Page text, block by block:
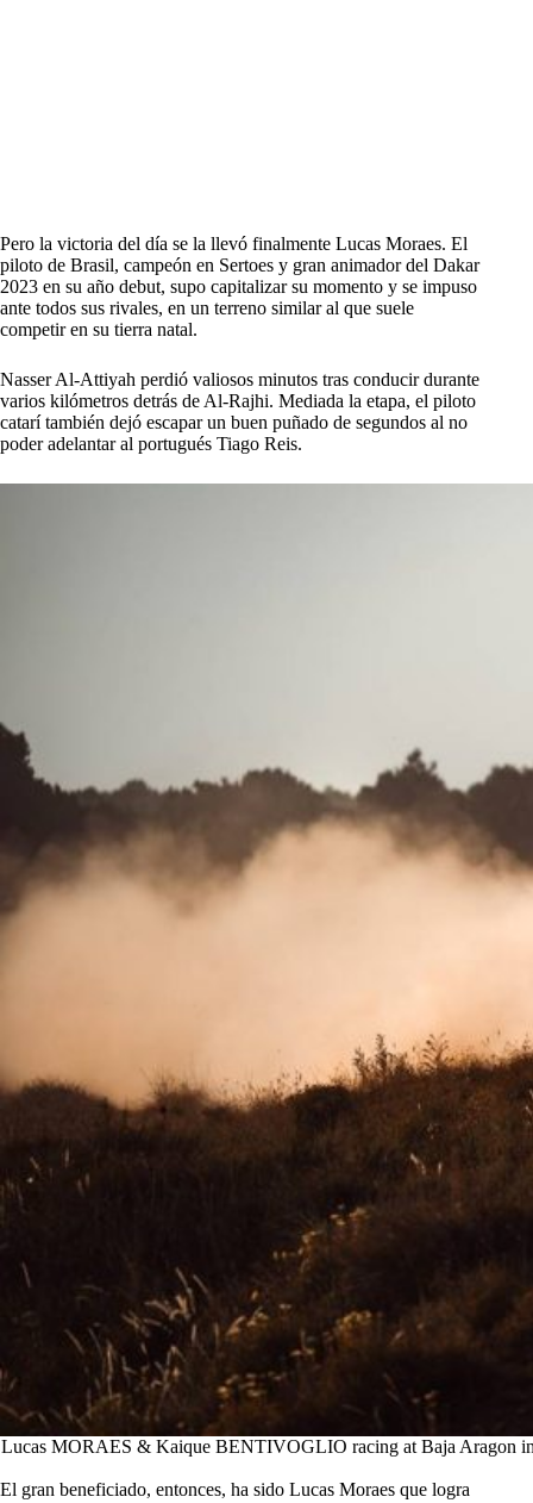
Pero la victoria del día se la llevó finalmente Lucas Moraes. El
piloto de Brasil, campeón en Sertoes y gran animador del Dakar
2023 en su año debut, supo capitalizar su momento y se impuso
ante todos sus rivales, en un terreno similar al que suele
competir en su tierra natal.
Nasser Al-Attiyah perdió valiosos minutos tras conducir durante
varios kilómetros detrás de Al-Rajhi. Mediada la etapa, el piloto
catarí también dejó escapar un buen puñado de segundos al no
poder adelantar al portugués Tiago Reis.
Lucas MORAES & Kaique BENTIVOGLIO racing at Baja Aragon
El gran beneficiado, entonces, ha sido Lucas Moraes que logra